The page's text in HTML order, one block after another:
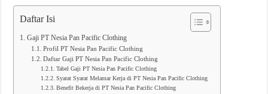
Daftar Isi
Gaji PT Nesia Pan Pacific Clothing
Profil PT Nesia Pan Pacific Clothing
Daftar Gaji PT Nesia Pan Pacific Clothing
Tabel Gaji PT Nesia Pan Pacific Clothing
Syarat Syarat Melamar Kerja di PT Nesia Pan Pacific Clothing
Benefit Bekerja di PT Nesia Pan Pacific Clothing